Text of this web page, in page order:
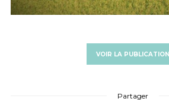
VOIR LA PUBLICATION
Partager